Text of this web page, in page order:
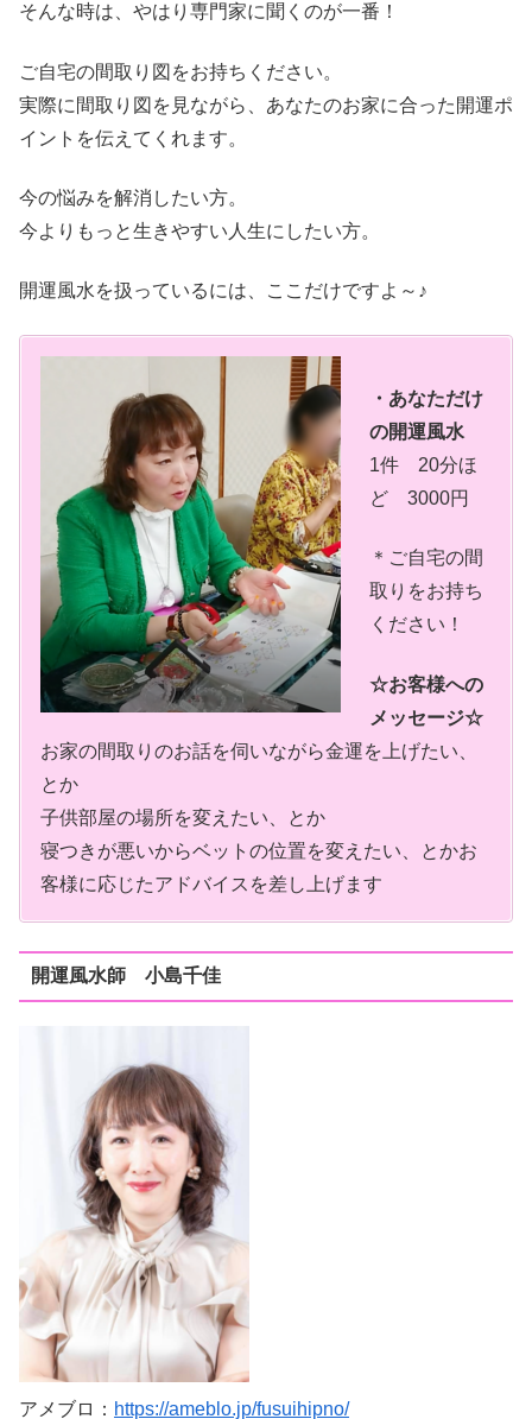
そんな時は、やはり専門家に聞くのが一番！
ご自宅の間取り図をお持ちください。
実際に間取り図を見ながら、あなたのお家に合った開運ポ
イントを伝えてくれます。
今の悩みを解消したい方。
今よりもっと生きやすい人生にしたい方。
開運風水を扱っているには、ここだけですよ～♪
・あなただけ
の開運風水
1件 20分ほ
ど 3000円
＊ご自宅の間
取りをお持ち
ください！
☆お客様への
メッセージ☆
お家の間取りのお話を伺いながら金運を上げたい、
とか
子供部屋の場所を変えたい、とか
寝つきが悪いからベットの位置を変えたい、とかお
客様に応じたアドバイスを差し上げます
開運風水師 小島千佳
アメブロ： https://ameblo.jp/fusuihipno/